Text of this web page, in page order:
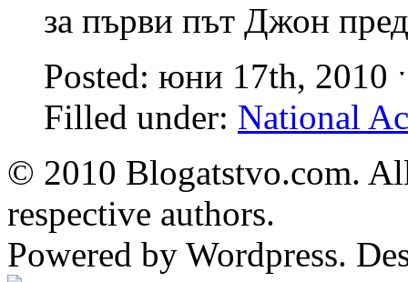
за първи път Джон
Posted: юни 17th, 2010
Filled under: National
© 2010 Blogatstvo.com.
respective authors.
Powered by Wordpress.